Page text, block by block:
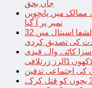
جاں بحق
ممالک میں پانچویں
نمبر پر آ گیا
فلسطینی ہلال احمر نے غزہ کے الشفا اسپتال میں 32
کی تصدیق کردی
میں بے گناہ 35 سال سزا کاٹنے والے قیدی
ڈالرز زرتلافی
ترکیہ میں شوہر کی بیوی اور 3 بچوں کو قتل کرکے